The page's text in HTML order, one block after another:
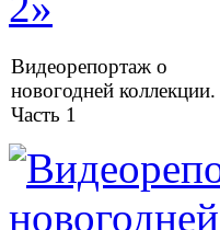
Видеорепортаж о
новогодней коллекции.
Часть 1